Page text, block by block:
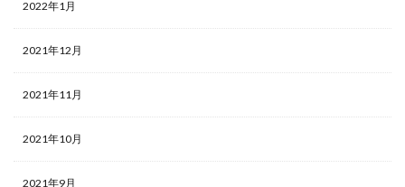
2022年1月
2021年12月
2021年11月
2021年10月
2021年9月